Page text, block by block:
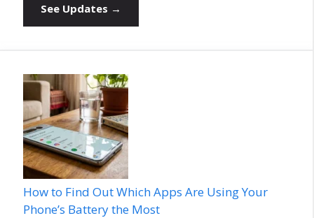
See Updates →
How to Find Out Which Apps Are Using Your
Phone’s Battery the Most